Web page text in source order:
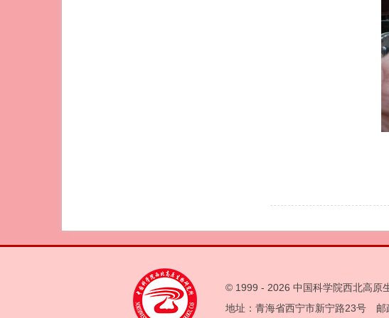
© 1999 - 2026 中国科学院西北高原
地址：青海省西宁市新宁路23号 邮